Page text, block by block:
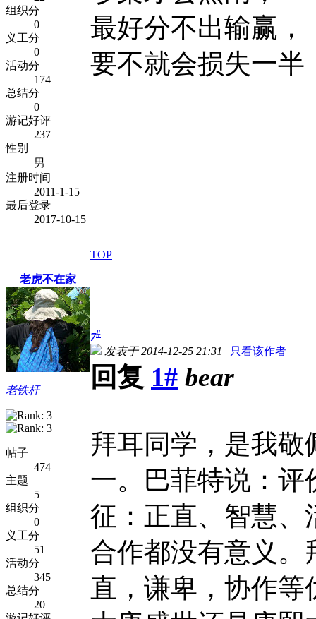
组织分
0
义工分
0
活动分
174
总结分
0
游记好评
237
性别
男
注册时间
2011-1-15
最后登录
2017-10-15
最好分不出输赢，
要不就会损失一半
TOP
老虎不在家
老铁杆
帖子
474
主题
5
组织分
0
义工分
51
活动分
345
总结分
20
7#
发表于 2014-12-25 21:31 | 只看该作者
回复 1# bear
拜耳同学，是我
一。巴菲特说：评
征：正直、智慧、
合作都没有意义。
直，谦卑，协作